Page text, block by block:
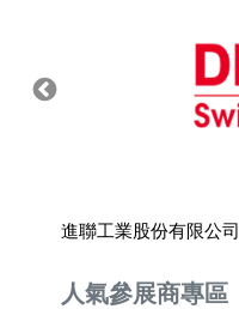
進聯工業股份有限公司
人氣參展商專區